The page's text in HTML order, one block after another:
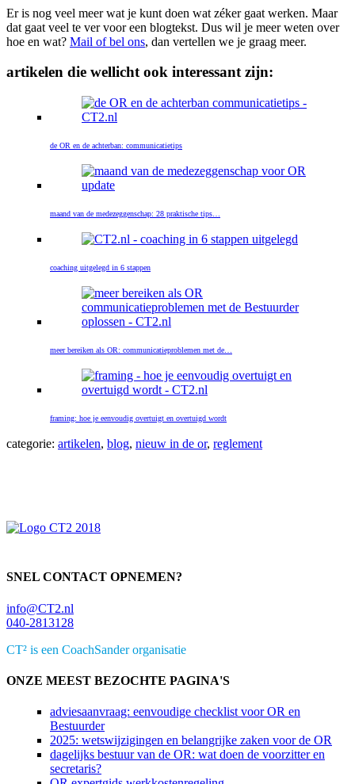
Er is nog veel meer wat je kunt doen wat zéker gaat werken. Maar
dat gaat veel te ver voor een blogtekst. Dus wil je meer weten over
hoe en wat? Mail of bel ons, dan vertellen we je graag meer.
artikelen die wellicht ook interessant zijn:
de OR en de achterban: communicatietips
maand van de medezeggenschap: 28 praktische tips…
coaching uitgelegd in 6 stappen
meer bereiken als OR: communicatieproblemen met de…
framing: hoe je eenvoudig overtuigt en overtuigd wordt
categorie: artikelen, blog, nieuw in de or, reglement
SNEL CONTACT OPNEMEN?
info@CT2.nl
040-2813128
CT² is een CoachSander organisatie
ONZE MEEST BEZOCHTE PAGINA'S
adviesaanvraag: eenvoudige checklist voor OR en
Bestuurder
2025: wetswijzigingen en belangrijke zaken voor de OR
dagelijks bestuur van de OR: wat doen de voorzitter en
secretaris?